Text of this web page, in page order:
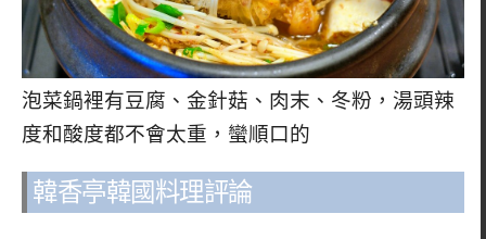
泡菜鍋裡有豆腐、金針菇、肉末、冬粉，湯頭辣
度和酸度都不會太重，蠻順口的
韓香亭韓國料理評論